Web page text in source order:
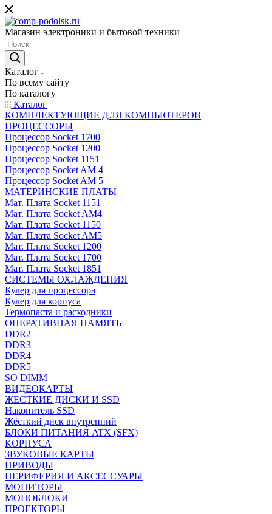
Магазин электроники и бытовой техники
Каталог
По всему сайту
По каталогу
Каталог
КОМПЛЕКТУЮЩИЕ ДЛЯ КОМПЬЮТЕРОВ
ПРОЦЕССОРЫ
Процессор Socket 1700
Процессор Socket 1200
Процессор Socket 1151
Процессор Socket AM 4
Процессор Socket AM 5
МАТЕРИНСКИЕ ПЛАТЫ
Мат. Плата Socket 1151
Мат. Плата Socket AM4
Мат. Плата Socket 1150
Мат. Плата Socket AM5
Мат. Плата Socket 1200
Мат. Плата Socket 1700
Мат. Плата Socket 1851
СИСТЕМЫ ОХЛАЖДЕНИЯ
Кулер для процессора
Кулер для корпуса
Термопаста и расходники
ОПЕРАТИВНАЯ ПАМЯТЬ
DDR2
DDR3
DDR4
DDR5
SO DIMM
ВИДЕОКАРТЫ
ЖЕСТКИЕ ДИСКИ И SSD
Накопитель SSD
Жёсткий диск внутренний
БЛОКИ ПИТАНИЯ ATX (SFX)
КОРПУСА
ЗВУКОВЫЕ КАРТЫ
ПРИВОДЫ
ПЕРИФЕРИЯ И АКСЕССУАРЫ
МОНИТОРЫ
МОНОБЛОКИ
ПРОЕКТОРЫ